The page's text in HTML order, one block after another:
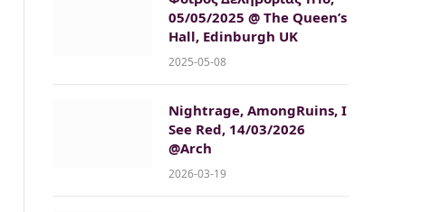
05/05/2025 @ The Queen’s
Hall, Edinburgh UK
2025-05-08
Nightrage, AmongRuins, I
See Red, 14/03/2026
@Arch
2026-03-19